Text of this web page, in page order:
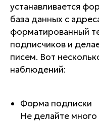
устанавливается
база данных с
форматированный
подписчиков и
писем. Вот
наблюдений:
Форма подписки
Не делайте